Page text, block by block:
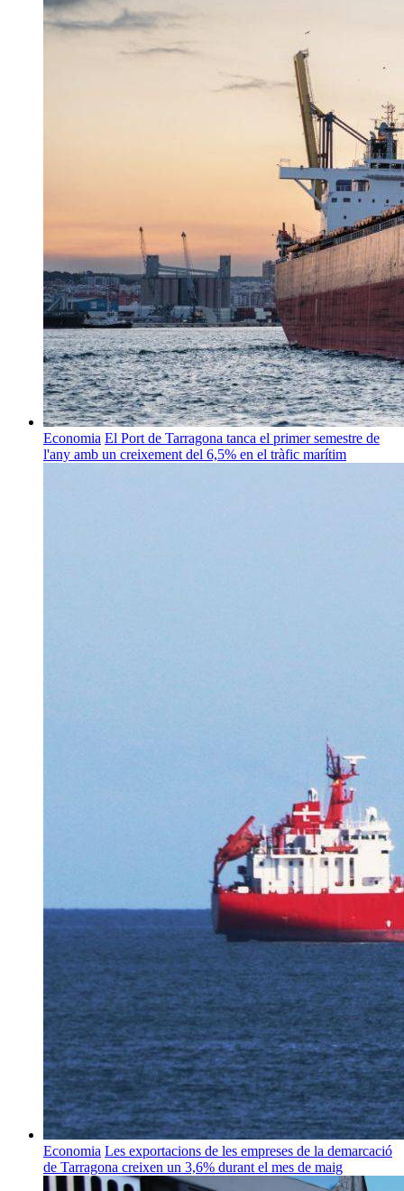
Economia El Port de Tarragona tanca el primer semestre de
l'any amb un creixement del 6,5% en el tràfic marítim
Economia Les exportacions de les empreses de la demarcació
de Tarragona creixen un 3,6% durant el mes de maig